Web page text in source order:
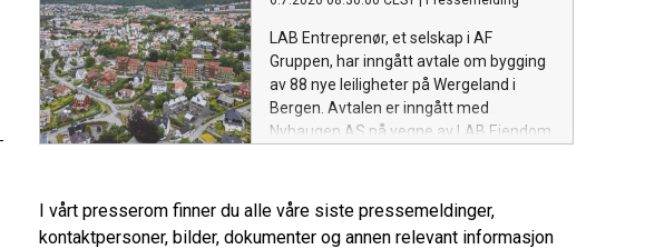
quality, flexibility and sustainability.
LAB Entreprenør, et selskap i AF
Gruppen, har inngått avtale om bygging
av 88 nye leiligheter på Wergeland i
Bergen. Avtalen er inngått med
Nyhaugen AS på vegne av LAB Eiendom
MNOK 390 ekskl. mva.
I vårt presserom finner du alle våre siste pressemeldinger,
kontaktpersoner, bilder, dokumenter og annen relevant informasjon